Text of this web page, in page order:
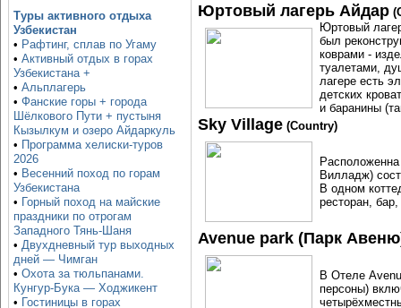
Туры активного отдыха
Узбекистан
• Рафтинг, сплав по Угаму
• Активный отдых в горах
Узбекистана +
• Альплагерь
• Фанские горы + города
Шёлкового Пути + пустыня
Кызылкум и озеро Айдаркуль
• Программа хелиски-туров
2026
• Весенний поход по горам
Узбекистана
• Горный поход на майские
праздники по отрогам
Западного Тянь-Шаня
• Двухдневный тур выходных
дней — Чимган
• Охота за тюльпанами.
Кунгур-Бука — Ходжикент
• Гостиницы в горах
Юртовый лагерь Айдар
Юртовый
был
коврами -
туалетами,
лагере есть
детских
и баранины
Sky Village (Country)
Вилладж)
В одном
ресторан,
Avenue park (Парк
В Отеле
персоны)